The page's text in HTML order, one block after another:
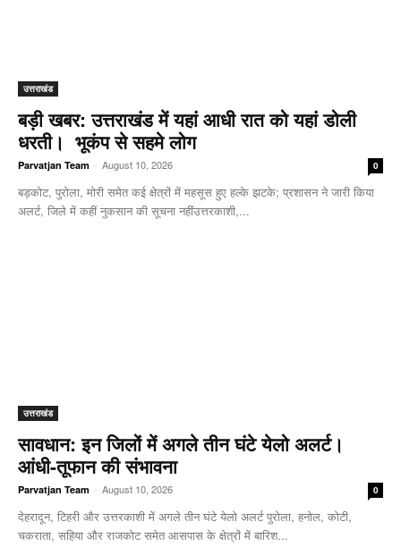
उत्तराखंड
बड़ी खबर: उत्तराखंड में यहां आधी रात को यहां डोली
धरती। भूकंप से सहमे लोग
Parvatjan Team - August 10, 2026 0
बड़कोट, पुरोला, मोरी समेत कई क्षेत्रों में महसूस हुए हल्के झटके; प्रशासन ने जारी किया
अलर्ट, जिले में कहीं नुकसान की सूचना नहींउत्तरकाशी,...
उत्तराखंड
सावधान: इन जिलों में अगले तीन घंटे येलो अलर्ट।
आंधी-तूफान की संभावना
Parvatjan Team - August 10, 2026 0
देहरादून, टिहरी और उत्तरकाशी में अगले तीन घंटे येलो अलर्ट पुरोला, हनोल, कोटी,
चकराता, सहिया और राजकोट समेत आसपास के क्षेत्रों में बारिश...